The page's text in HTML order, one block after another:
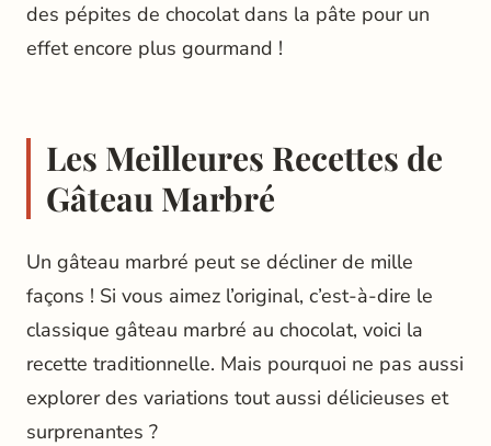
des pépites de chocolat dans la pâte pour un
effet encore plus gourmand !
Les Meilleures Recettes de
Gâteau Marbré
Un gâteau marbré peut se décliner de mille
façons ! Si vous aimez l’original, c’est-à-dire le
classique gâteau marbré au chocolat, voici la
recette traditionnelle. Mais pourquoi ne pas aussi
explorer des variations tout aussi délicieuses et
surprenantes ?